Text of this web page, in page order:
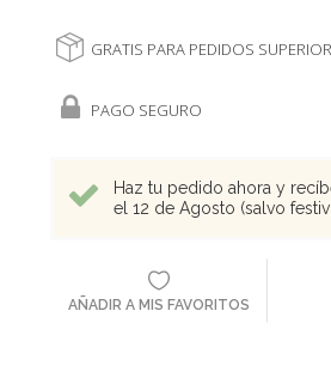
GRATIS PARA PEDIDOS
PAGO SEGURO
Haz tu pedido ahora y
el 12 de Agosto (salvo
AÑADIR A MIS FAVORITOS